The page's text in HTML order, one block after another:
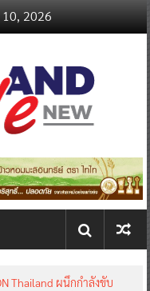
2026
Thailand ผนึกกำลังขับ